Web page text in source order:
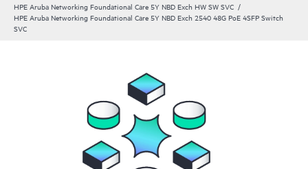
HPE Aruba Networking Foundational Care 5Y NBD Exch HW SW SVC
HPE Aruba Networking Foundational Care 5Y NBD Exch 2540 48G PoE 4SFP Switch
SVC